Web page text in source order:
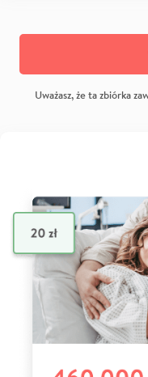
Uważasz, że ta zbiórka